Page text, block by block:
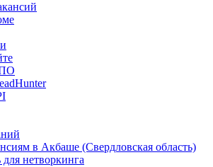
ПО
в Акбаше (Свердловская область)
для нетворкинга